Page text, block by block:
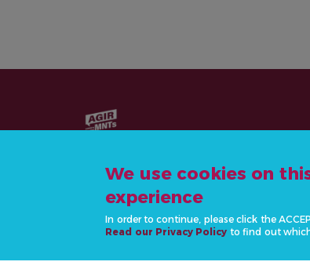
CONTACTEZ-NOUS
www.ncdalliance.org
We use cookies on
experience
In order to continue, please click the
Read our Privacy Policy to find out